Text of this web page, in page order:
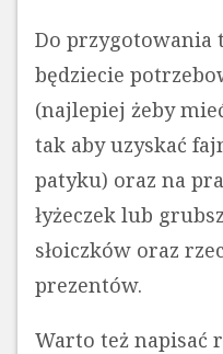
Do przygotowania
będziecie
(najlepiej żeby
tak aby uzyskać
patyku) oraz na
łyżeczek lub
słoiczków oraz
prezentów.
Warto też napisać